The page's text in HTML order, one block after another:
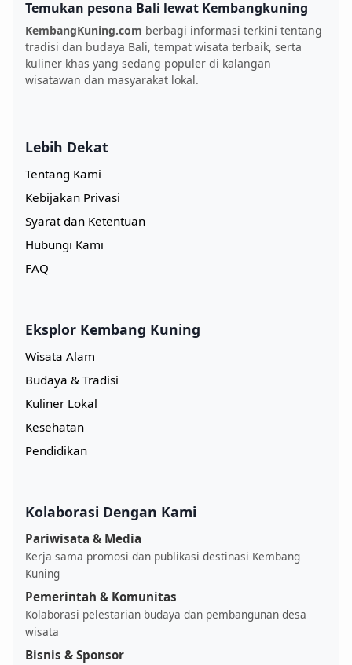
Temukan pesona Bali lewat Kembangkuning
KembangKuning.com berbagi informasi terkini tentang
tradisi dan budaya Bali, tempat wisata terbaik, serta
kuliner khas yang sedang populer di kalangan
wisatawan dan masyarakat lokal.
Lebih Dekat
Tentang Kami
Kebijakan Privasi
Syarat dan Ketentuan
Hubungi Kami
FAQ
Eksplor Kembang Kuning
Wisata Alam
Budaya & Tradisi
Kuliner Lokal
Kesehatan
Pendidikan
Kolaborasi Dengan Kami
Pariwisata & Media
Kerja sama promosi dan publikasi destinasi Kembang
Kuning
Pemerintah & Komunitas
Kolaborasi pelestarian budaya dan pembangunan desa
wisata
Bisnis & Sponsor